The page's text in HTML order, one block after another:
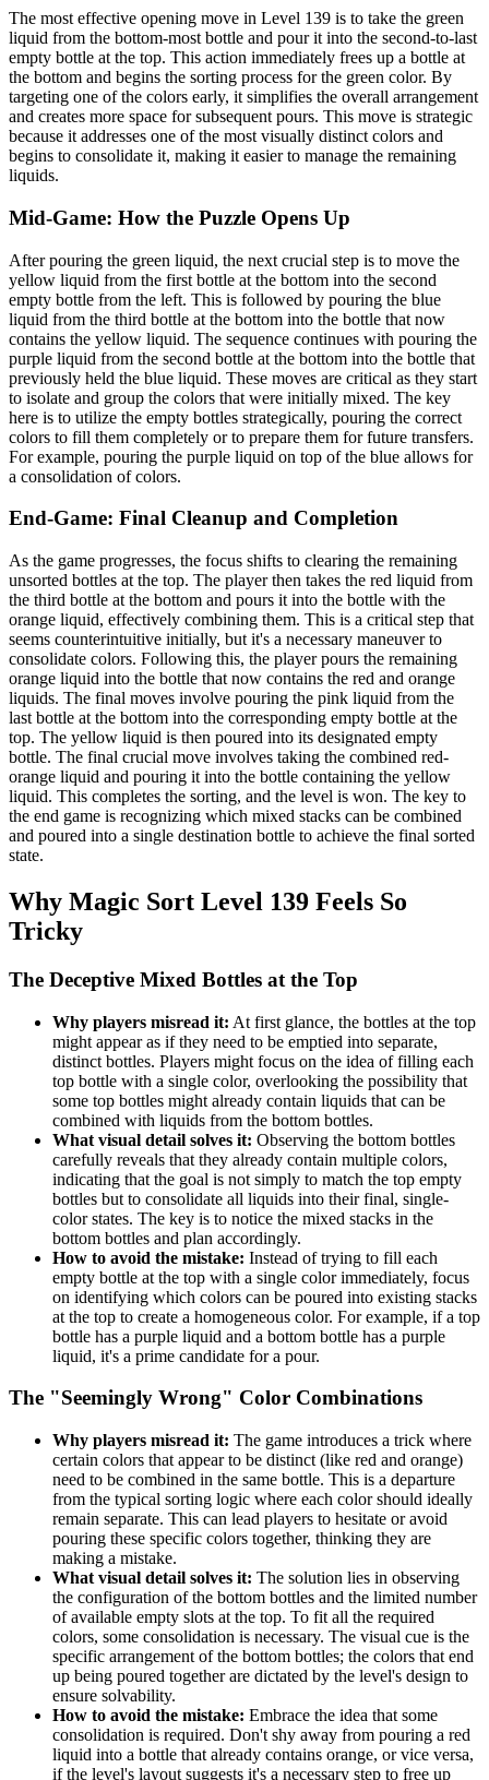
The most effective opening move in Level 139 is to take the green
liquid from the bottom-most bottle and pour it into the second-to-last
empty bottle at the top. This action immediately frees up a bottle at
the bottom and begins the sorting process for the green color. By
targeting one of the colors early, it simplifies the overall arrangement
and creates more space for subsequent pours. This move is strategic
because it addresses one of the most visually distinct colors and
begins to consolidate it, making it easier to manage the remaining
liquids.
Mid-Game: How the Puzzle Opens Up
After pouring the green liquid, the next crucial step is to move the
yellow liquid from the first bottle at the bottom into the second
empty bottle from the left. This is followed by pouring the blue
liquid from the third bottle at the bottom into the bottle that now
contains the yellow liquid. The sequence continues with pouring the
purple liquid from the second bottle at the bottom into the bottle that
previously held the blue liquid. These moves are critical as they start
to isolate and group the colors that were initially mixed. The key
here is to utilize the empty bottles strategically, pouring the correct
colors to fill them completely or to prepare them for future transfers.
For example, pouring the purple liquid on top of the blue allows for
a consolidation of colors.
End-Game: Final Cleanup and Completion
As the game progresses, the focus shifts to clearing the remaining
unsorted bottles at the top. The player then takes the red liquid from
the third bottle at the bottom and pours it into the bottle with the
orange liquid, effectively combining them. This is a critical step that
seems counterintuitive initially, but it's a necessary maneuver to
consolidate colors. Following this, the player pours the remaining
orange liquid into the bottle that now contains the red and orange
liquids. The final moves involve pouring the pink liquid from the
last bottle at the bottom into the corresponding empty bottle at the
top. The yellow liquid is then poured into its designated empty
bottle. The final crucial move involves taking the combined red-
orange liquid and pouring it into the bottle containing the yellow
liquid. This completes the sorting, and the level is won. The key to
the end game is recognizing which mixed stacks can be combined
and poured into a single destination bottle to achieve the final sorted
state.
Why Magic Sort Level 139 Feels So
Tricky
The Deceptive Mixed Bottles at the Top
Why players misread it: At first glance, the bottles at the top
might appear as if they need to be emptied into separate,
distinct bottles. Players might focus on the idea of filling each
top bottle with a single color, overlooking the possibility that
some top bottles might already contain liquids that can be
combined with liquids from the bottom bottles.
What visual detail solves it: Observing the bottom bottles
carefully reveals that they already contain multiple colors,
indicating that the goal is not simply to match the top empty
bottles but to consolidate all liquids into their final, single-
color states. The key is to notice the mixed stacks in the
bottom bottles and plan accordingly.
How to avoid the mistake: Instead of trying to fill each
empty bottle at the top with a single color immediately, focus
on identifying which colors can be poured into existing stacks
at the top to create a homogeneous color. For example, if a top
bottle has a purple liquid and a bottom bottle has a purple
liquid, it's a prime candidate for a pour.
The "Seemingly Wrong" Color Combinations
Why players misread it: The game introduces a trick where
certain colors that appear to be distinct (like red and orange)
need to be combined in the same bottle. This is a departure
from the typical sorting logic where each color should ideally
remain separate. This can lead players to hesitate or avoid
pouring these specific colors together, thinking they are
making a mistake.
What visual detail solves it: The solution lies in observing
the configuration of the bottom bottles and the limited number
of available empty slots at the top. To fit all the required
colors, some consolidation is necessary. The visual cue is the
specific arrangement of the bottom bottles; the colors that end
up being poured together are dictated by the level's design to
ensure solvability.
How to avoid the mistake: Embrace the idea that some
consolidation is required. Don't shy away from pouring a red
liquid into a bottle that already contains orange, or vice versa,
if the level's layout suggests it's a necessary step to free up